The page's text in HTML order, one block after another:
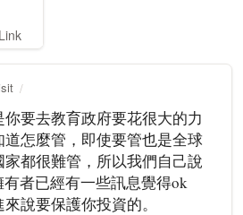
Link
要去教育政府要花很大的力
怎麼管，即使要管也是全球
都很難管，所以我們自己說
者已經有一些訊息覺得ok
說要保護你投資的。